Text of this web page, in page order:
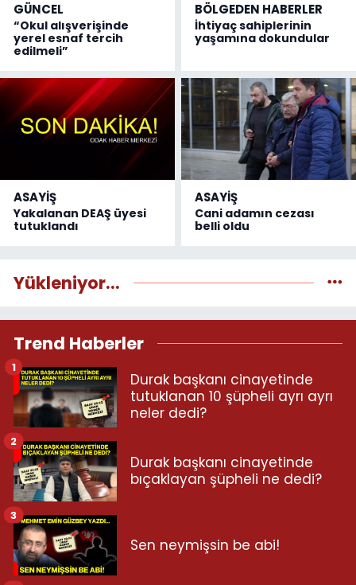
GÜNCEL
“Okul alışverişinde
yerel esnaf tercih
edilmeli”
BÖLGEDEN HABERLER
İhtiyaç sahiplerinin
yaşamına dokundular
ASAYİŞ
Yakalanan DEAŞ üyesi
tutuklandı
ASAYİŞ
Cani adamın cezası
belli oldu
Yükleniyor...
Trend Haberler
Durak başkanı cinayetinde
tutuklanan 10 şüpheli ayrı ayrı
neler dedi?
1
Durak başkanı cinayetinde
bıçaklayan şüpheli ne dedi?
2
Sen neymişsin be abi!
3